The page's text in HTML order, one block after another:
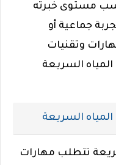
مستوى خبرته
جماعية أو
وتقنيات
السريعة
السريعة
تتطلب مهارات